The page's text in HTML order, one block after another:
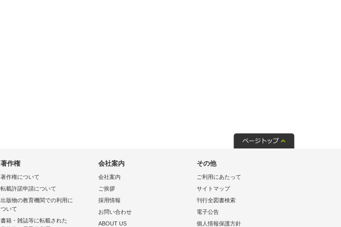
著作権
著作権について
転載許諾申請について
出版物の教育機関での利用に
ついて
書籍・雑誌等に転載された
会社案内
会社案内
ご挨拶
採用情報
お問い合わせ
ABOUT US
その他
ご利用にあたって
サイトマップ
刊行全図書検索
電子公告
個人情報保護方針